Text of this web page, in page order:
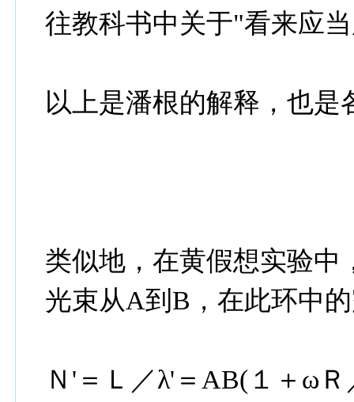
往教科书中关于"看来应
以上是潘根的解释，也是
类似地，在黄假想实验
光束从A到B，在此环中
Ｎ'＝Ｌ／λ'＝AB(１＋ω